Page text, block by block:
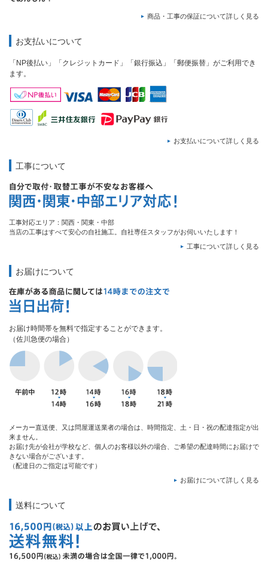
商品・工事の保証について詳しく見る
お支払いについて
「NP後払い」「クレジットカード」「銀行振込」「郵便振替」がご利用でき
ます。
お支払いについて詳しく見る
工事について
工事対応エリア：関西・関東・中部
当店の工事はすべて安心の自社施工。自社専任スタッフがお伺いいたします！
工事について詳しく見る
お届けについて
お届け時間帯を無料で指定することができます。
（佐川急便の場合）
メーカー直送便、又は問屋運送業者の場合は、時間指定、土・日・祝の配達指定が出
来ません。
お届け先が会社が学校など、個人のお客様以外の場合、ご希望の配達時間にお届けで
きない場合がございます。
（配達日のご指定は可能です）
お届けについて詳しく見る
送料について